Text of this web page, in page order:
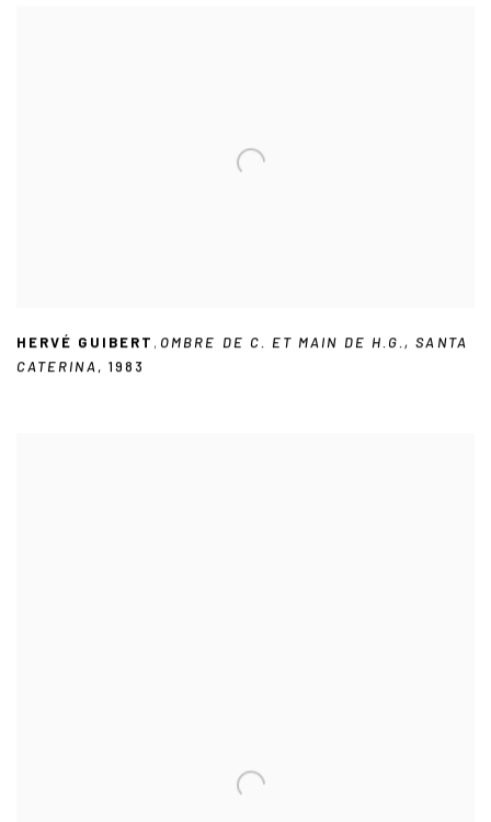
HERVÉ GUIBERT , OMBRE DE C. ET MAIN DE H.G.,SANTA
CATERINA, 1983